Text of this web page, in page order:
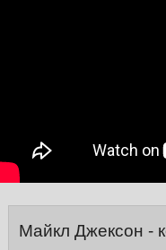
Майкл Джексон -